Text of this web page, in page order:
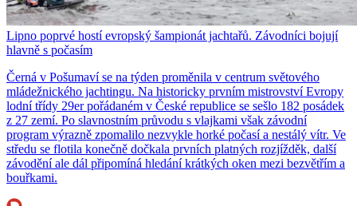
Lipno poprvé hostí evropský šampionát jachtařů. Závodníci bojují
hlavně s počasím
Černá v Pošumaví se na týden proměnila v centrum světového
mládežnického jachtingu. Na historicky prvním mistrovství Evropy
lodní třídy 29er pořádaném v České republice se sešlo 182 posádek
z 27 zemí. Po slavnostním průvodu s vlajkami však závodní
program výrazně zpomalilo nezvykle horké počasí a nestálý vítr. Ve
středu se flotila konečně dočkala prvních platných rozjížděk, další
závodění ale dál připomíná hledání krátkých oken mezi bezvětřím a
bouřkami.